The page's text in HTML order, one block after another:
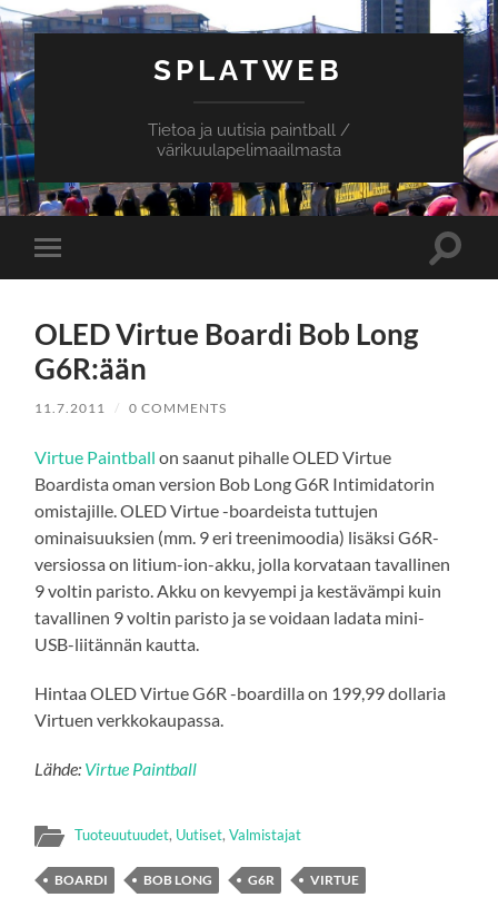
SPLATWEB
Tietoa ja uutisia paintball /
värikuulapelimaailmasta
Toggle
mobile
Toggle
OLED Virtue Boardi Bob Long
G6R:ään
11.7.2011 / 0 COMMENTS
Virtue Paintball on saanut pihalle OLED Virtue
Boardista oman version Bob Long G6R Intimidatorin
omistajille. OLED Virtue -boardeista tuttujen
ominaisuuksien (mm. 9 eri treenimoodia) lisäksi G6R-
versiossa on litium-ion-akku, jolla korvataan tavallinen
9 voltin paristo. Akku on kevyempi ja kestävämpi kuin
tavallinen 9 voltin paristo ja se voidaan ladata mini-
USB-liitännän kautta.
Hintaa OLED Virtue G6R -boardilla on 199,99 dollaria
Virtuen verkkokaupassa.
Lähde: Virtue Paintball
Tuoteuutuudet, Uutiset,Valmistajat
BOARDI BOB LONG G6R VIRTUE